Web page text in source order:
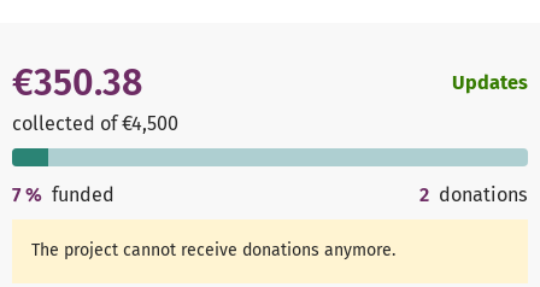
€350.38
collected of €4,500
Updates
7% funded 2 donations
The project cannot receive donations anymore.